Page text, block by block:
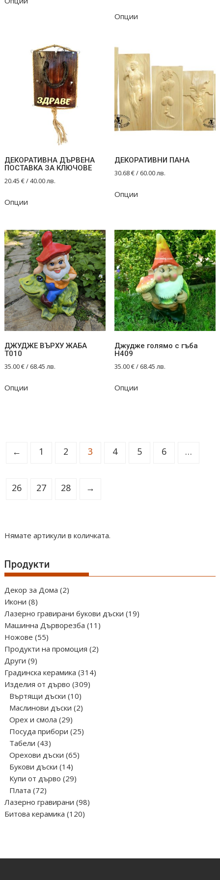
The
options
may
be
chosen
Опции
ДЕКОРАТИВНА ДЪРВЕНА
ПОСТАВКА ЗА КЛЮЧОВЕ
20.45€/ 40.00 лв.
Опции
multiple
variants.
The
options
may
be
chosen
on
the
page
ДЕКОРАТИВНИ ПАНА
30.68€/ 60.00 лв.
Опцииproduct
variants.
The
options
may
be
chosen
on
the
product
ДЖУДЖЕ ВЪРХУ ЖАБА
Т010
35.00€/ 68.45 лв.
Опции
Джудже голямо с гъба
Н409
35.00€/ 68.45 лв.
Опции
← 1 2 3 4 5 6 …
26 27 28 →
Нямате артикули в количката.
Продукти
Декор за Дома 22
Икони 88
продукта
Лазерно гравирани букови дъски 1919
Машинна Дърворезба 11 11
Ножове 5555
продукта
Продукти на промоция 22
Други 99
продукта
Градинска керамика 314314
Изделия от дърво 309309
Въртящи дъски 1010
продукта
Маслинови дъски 22
Орех и смола 2929
продукта
Посуда прибори 2525
Табели 4343
продукта
Орехови дъски 6565
Букови дъски 1414
продукта
Купи от дърво 2929
Плата 7272
продукта
Лазерно гравирани 9898
Битова керамика 120120